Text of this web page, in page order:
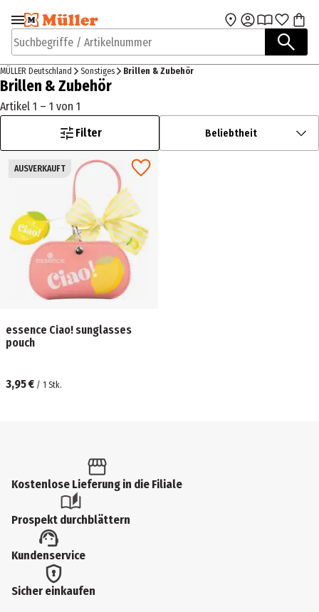
Zur Navigation
springen
Zum Hauptinhalt
Suchbegriffe / Artikelnummer
MÜLLER Deutschland Sonstiges Brillen & Zubehör
Brillen & Zubehör
Artikel 1 – 1 von 1
Filter
Beliebtheit
AUSVERKAUFT
essence Ciao! sunglasses
pouch
3,95 € / 1 Stk.
Kostenlose Lieferung in die Filiale
Prospekt durchblättern
Kundenservice
Sicher einkaufen